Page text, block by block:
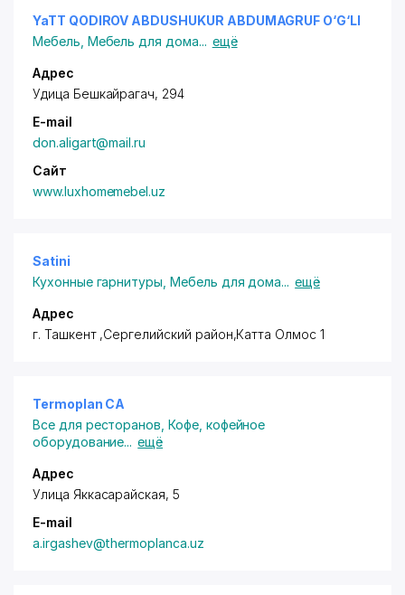
YaTT QODIROV ABDUSHUKUR ABDUMAGRUF O‘G‘LI
Мебель Мебель для дома... ещё
Адрес
Удица Бешкайрагач, 294
E-mail
don.aligart@mail.ru
Сайт
www.luxhomemebel.uz
Satini
Кухонные гарнитуры ,Мебель для дома... ещё
Адрес
г. Ташкент ,Сергелийский район,Катта Олмос 1
Termoplan CA
Все для ресторанов ,Кофе, кофейное
оборудование... ещё
Адрес
Улица Яккасарайская, 5
E-mail
a.irgashev@thermoplanca.uz